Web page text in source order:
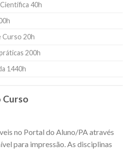
40h
Curso 20h
200h
1440h
Curso
no Portal do Aluno/PA através
para impressão. As disciplinas